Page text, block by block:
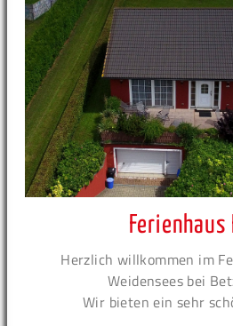
Ferienhaus
Herzlich willkommen im
Weidensees bei
Wir bieten ein sehr